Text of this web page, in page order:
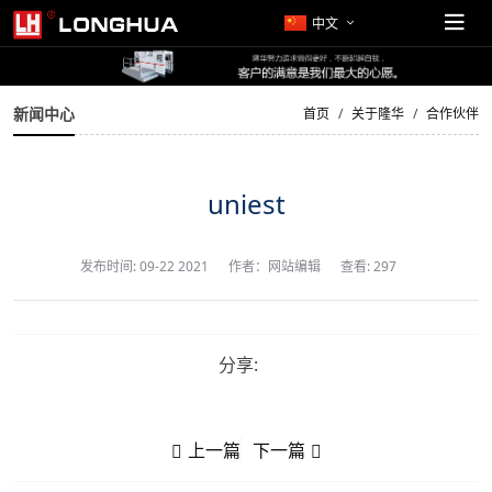
中文
新闻中心 首页 关于隆华 合作伙伴
uniest
发布时间:09-22 2021 作者：网站编辑 查看: 297
分享:
上一篇 下一篇